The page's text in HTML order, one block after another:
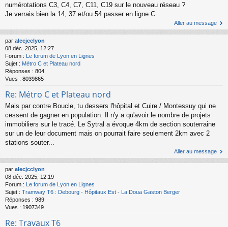
numérotations C3, C4, C7, C11, C19 sur le nouveau réseau ?
Je verrais bien la 14, 37 et/ou 54 passer en ligne C.
Aller au message
par alecjcclyon
08 déc. 2025, 12:27
Forum : Le forum de Lyon en Lignes
Sujet : Métro C et Plateau nord
Réponses : 804
Vues : 8039865
Re: Métro C et Plateau nord
Mais par contre Boucle, tu dessers l'hôpital et Cuire / Montessuy qui ne
cessent de gagner en population. Il n'y a qu'avoir le nombre de projets
immobiliers sur le tracé. Le Sytral a évoque 4km de section souterraine
sur un de leur document mais on pourrait faire seulement 2km avec 2
stations souter...
Aller au message
par alecjcclyon
08 déc. 2025, 12:19
Forum : Le forum de Lyon en Lignes
Sujet : Tramway T6 : Debourg - Hôpitaux Est - La Doua Gaston Berger
Réponses : 989
Vues : 1907349
Re: Travaux T6